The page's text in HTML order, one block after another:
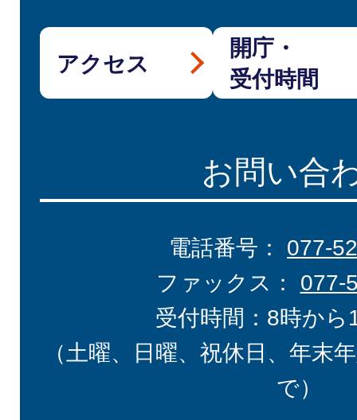
アクセス
開庁・
受付時間
お問い合
電話番号： 077-
ファックス： 077-
受付時間：8時から
（土曜、日曜、祝休日、年末
で）